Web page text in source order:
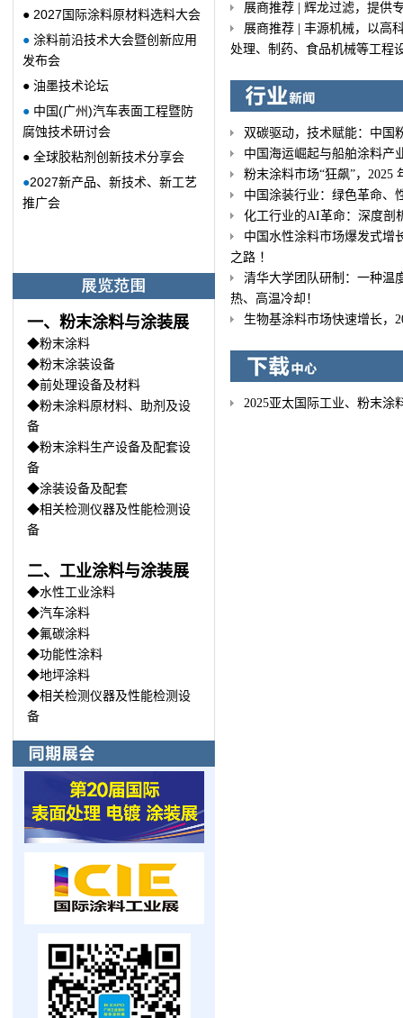
● 2027国际涂料原材料选料大会
● 涂料前沿技术大会暨创新应用
发布会
● 油墨技术论坛
● 中国(广州)汽车表面工程暨防
腐蚀技术研讨会
● 全球胶粘剂创新技术分享会
●2027新产品、新技术、新工艺
推广会
一、粉末涂料与涂装展
◆粉末涂料
◆粉末涂装设备
◆前处理设备及材料
◆粉未涂料原材料、助剂及设
备
◆粉末涂料生产设备及配套设
备
◆涂装设备及配套
◆相关检测仪器及性能检测设
备
二、工业涂料与涂装展
◆水性工业涂料
◆汽车涂料
◆氟碳涂料
◆功能性涂料
◆地坪涂料
◆相关检测仪器及性能检测设
备
展商推荐 | 辉龙过滤，提供
展商推荐 | 丰源机械，以高
处理、制药、食品机械等工程
双碳驱动，技术赋能：中国
中国海运崛起与船舶涂料产
粉末涂料市场“狂飙”，2025
中国涂装行业：绿色革命、
化工行业的AI革命：深度剖
中国水性涂料市场爆发式增
之路 ！
清华大学团队研制：一种温
热、高温冷却！
生物基涂料市场快速增长，
2025亚太国际工业、粉末涂